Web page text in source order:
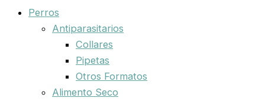
Perros
Antiparasitarios
Collares
Pipetas
Otros Formatos
Alimento Seco